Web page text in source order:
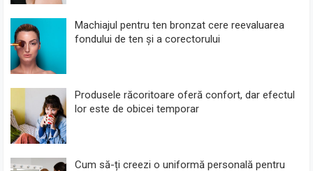
Machiajul pentru ten bronzat cere reevaluarea
fondului de ten și a corectorului
Produsele răcoritoare oferă confort, dar efectul
lor este de obicei temporar
Cum să-ți creezi o uniformă personală pentru